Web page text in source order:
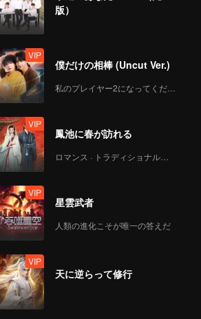
版）
VIP
僕だけの相棒 (Uncut Ver.)
私のプレイヤー2になってください
VIP
鳳池に春が訪れる
ロマンス · トラディショナル・コスチューム
VIP
星雲武者
人類の進化こそが唯一の答えだ
VIP
天に逆らって修行